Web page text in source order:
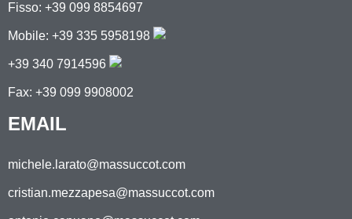
Fisso: +39 099 8854697
Mobile: +39 335 5958198
+39 340 7914596
Fax: +39 099 9908002
EMAIL
michele.larato@massuccot.com
cristian.mezzapesa@massuccot.com